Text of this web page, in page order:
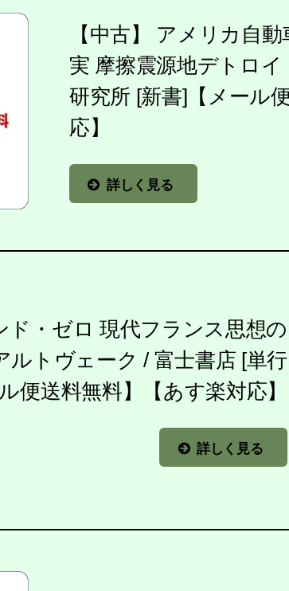
【中古】 アメリカ自
実 摩擦震源地デトロイ
研究所 [新書]【メール
応】
詳しく見る
ド・ゼロ 現代フランス思想の
ルトヴェーク / 富士書店 [単行
便送料無料】【あす楽対応】
詳しく見る